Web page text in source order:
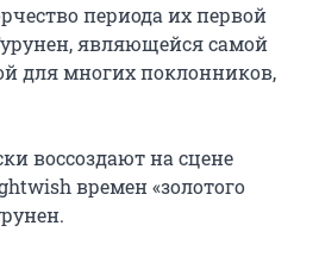
периода их первой
являющейся самой
для многих поклонников,
воссоздают на сцене
времен «золотого